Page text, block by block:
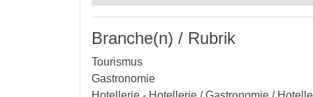
Branche(n) / Rubrik
Tourismus
Gastronomie